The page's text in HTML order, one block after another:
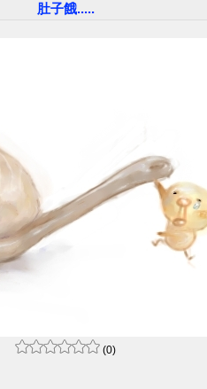
肚子餓.....
(0)